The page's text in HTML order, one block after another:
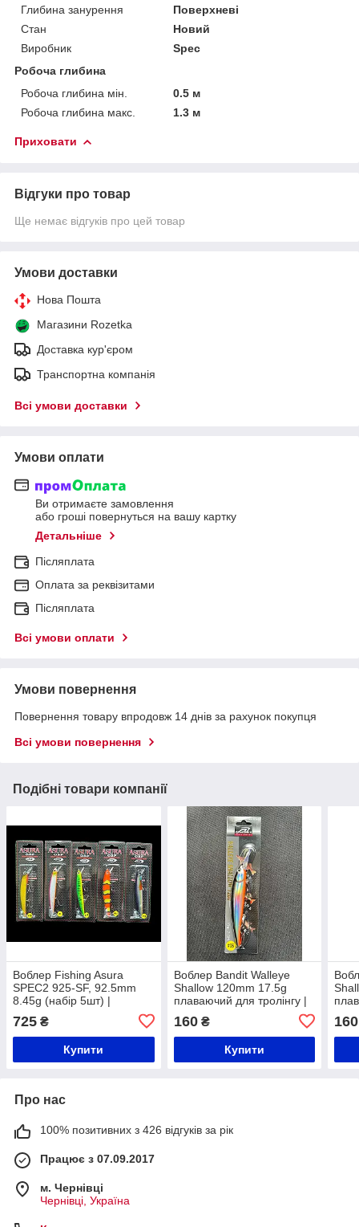
Глибина занурення
Поверхневі
Стан
Новий
Виробник
Spec
Робоча глибина
Робоча глибина мін.
0.5 м
Робоча глибина макс.
1.3 м
Приховати
Відгуки про товар
Ще немає відгуків про цей товар
Умови доставки
Нова Пошта
Магазини Rozetka
Доставка кур'єром
Транспортна компанія
Всі умови доставки
Умови оплати
Ви отримаєте замовлення
або гроші повернуться на вашу картку
Детальніше
Післяплата
Оплата за реквізитами
Післяплата
Всі умови оплати
Умови повернення
Повернення товару впродовж 14 днів за рахунок покупця
Всі умови повернення
Подібні товари компанії
Воблер Fishing Asura
SPEC2 925-SF, 92.5mm
8.45g (набір 5шт) |
725 ₴
Купити
Воблер Bandit Walleye
Shallow 120mm 17.5g
плаваючий для тролінгу |
160₴
Купити
160
Про нас
100% позитивних з 426 відгуків за рік
Працює з 07.09.2017
м. Чернівці
Чернівці, Україна